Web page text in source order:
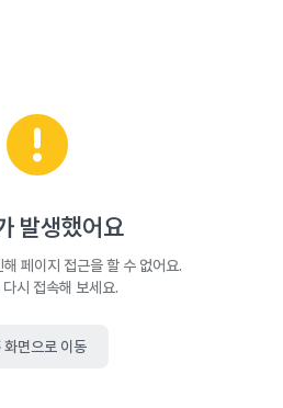
발생했어요
페이지 접근을 할 수 없어요.
다시 접속해 보세요.
화면으로 이동